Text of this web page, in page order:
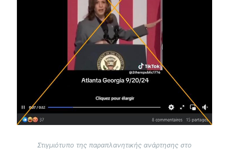
Στιγμιότυπο της παραπλανητικής ανάρτησης στο